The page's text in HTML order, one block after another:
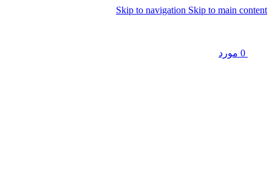
Skip to navigation Skip to main content
0 مورد